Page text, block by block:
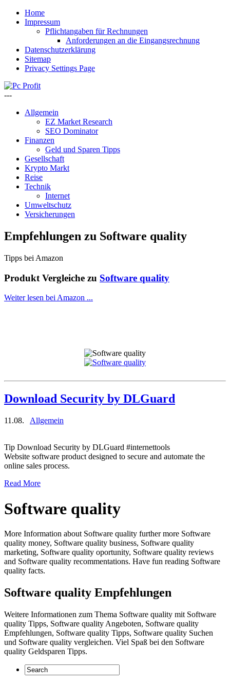
Home
Impressum
Pflichtangaben für Rechnungen
Anforderungen an die Eingangsrechnung
Datenschutzerklärung
Sitemap
Privacy Settings Page
---
Allgemein
EZ Market Research
SEO Dominator
Finanzen
Geld und Sparen Tipps
Gesellschaft
Krypto Markt
Reise
Technik
Internet
Umweltschutz
Versicherungen
Empfehlungen zu Software quality
Tipps bei Amazon
Produkt Vergleiche zu Software quality
Weiter lesen bei Amazon ...
Download Security by DLGuard
11.08. Allgemein
Tip Download Security by DLGuard #internettools
Website software product designed to secure and automate the
online sales process.
Read More
Software quality
More Information about Software quality further more Software
quality money, Software quality business, Software quality
marketing, Software quality oportunity, Software quality reviews
and Software quality recommentations. Have fun reading Software
quality facts.
Software quality Empfehlungen
Weitere Informationen zum Thema Software quality mit Software
quality Tipps, Software quality Angeboten, Software quality
Empfehlungen, Software quality Tipps, Software quality Suchen
und Software quality vergleichen. Viel Spaß bei den Software
quality Geldsparen Tipps.